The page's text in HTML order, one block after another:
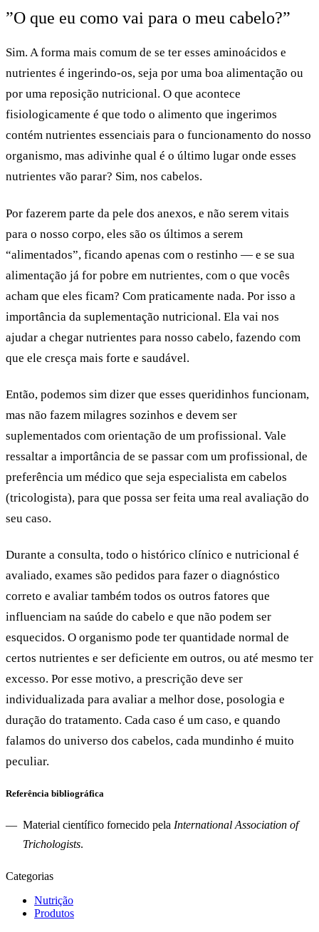
”O que eu como vai para o meu cabelo?”
Sim. A forma mais comum de se ter esses aminoácidos e
nutrientes é ingerindo-os, seja por uma boa alimentação ou
por uma reposição nutricional. O que acontece
fisiologicamente é que todo o alimento que ingerimos
contém nutrientes essenciais para o funcionamento do nosso
organismo, mas adivinhe qual é o último lugar onde esses
nutrientes vão parar? Sim, nos cabelos.
Por fazerem parte da pele dos anexos, e não serem vitais
para o nosso corpo, eles são os últimos a serem
“alimentados”, ficando apenas com o restinho — e se sua
alimentação já for pobre em nutrientes, com o que vocês
acham que eles ficam? Com praticamente nada. Por isso a
importância da suplementação nutricional. Ela vai nos
ajudar a chegar nutrientes para nosso cabelo, fazendo com
que ele cresça mais forte e saudável.
Então, podemos sim dizer que esses queridinhos funcionam,
mas não fazem milagres sozinhos e devem ser
suplementados com orientação de um profissional. Vale
ressaltar a importância de se passar com um profissional, de
preferência um médico que seja especialista em cabelos
(tricologista), para que possa ser feita uma real avaliação do
seu caso.
Durante a consulta, todo o histórico clínico e nutricional é
avaliado, exames são pedidos para fazer o diagnóstico
correto e avaliar também todos os outros fatores que
influenciam na saúde do cabelo e que não podem ser
esquecidos. O organismo pode ter quantidade normal de
certos nutrientes e ser deficiente em outros, ou até mesmo ter
excesso. Por esse motivo, a prescrição deve ser
individualizada para avaliar a melhor dose, posologia e
duração do tratamento. Cada caso é um caso, e quando
falamos do universo dos cabelos, cada mundinho é muito
peculiar.
Referência bibliográfica
Material científico fornecido pela International Association of
Trichologists.
Categorias
Nutrição
Produtos